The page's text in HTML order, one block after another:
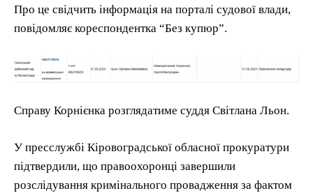
Про це свідчить інформація на порталі судової влади,
повідомляє кореспондентка “Без купюр”.
Справу Корнієнка розглядатиме суддя Світлана Льон.
У пресслужбі Кіровоградської обласної прокуратури
підтвердили, що правоохоронці завершили
розслідування кримінального провадження за фактом